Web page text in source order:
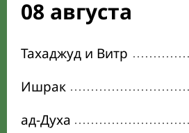
08 августа
Тахаджуд и Витр
Ишрак
ад-Духа